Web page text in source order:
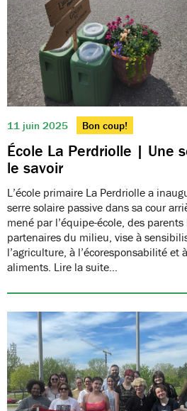
11 juin 2025 Bon coup!
École La Perdriolle | Une
le savoir
L’école primaire La Perdriolle a
serre solaire passive dans sa cour
mené par l’équipe-école, des
partenaires du milieu, vise à
l’agriculture, à l’écoresponsabilité et
aliments. Lire la suite…